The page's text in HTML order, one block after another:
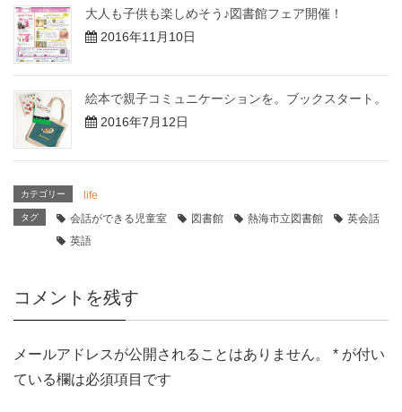
大人も子供も楽しめそう♪図書館フェア開催！
2016年11月10日
絵本で親子コミュニケーションを。ブックスタート。
2016年7月12日
カテゴリー life
タグ 会話ができる児童室 図書館 熱海市立図書館
英会話
英語
コメントを残す
メールアドレスが公開されることはありません。 * が付い
ている欄は必須項目です